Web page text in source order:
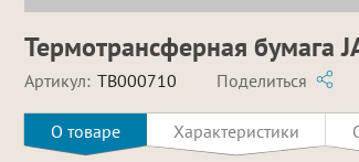
Термотрансферная бумага
Артикул: TB000710 Поделиться
О товаре Характеристики